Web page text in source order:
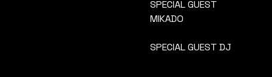
SPECIAL GUEST
MIKADO
SPECIAL GUEST DJ